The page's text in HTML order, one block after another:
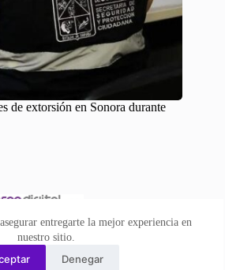
entregarte la mejor experiencia en
nuestro sitio.
Denegar
de extorsión en Sonora durante